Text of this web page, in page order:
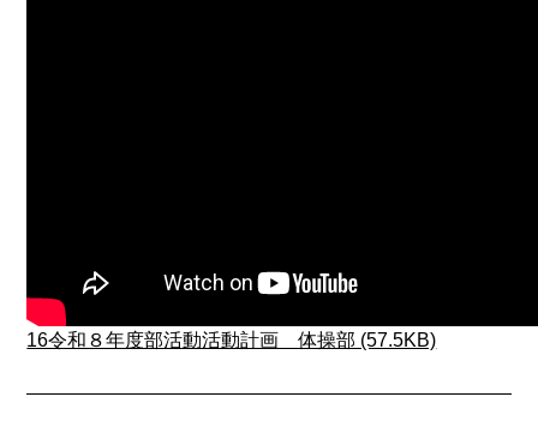
16令和８年度部活動活動計画 体操部 (57.5KB)